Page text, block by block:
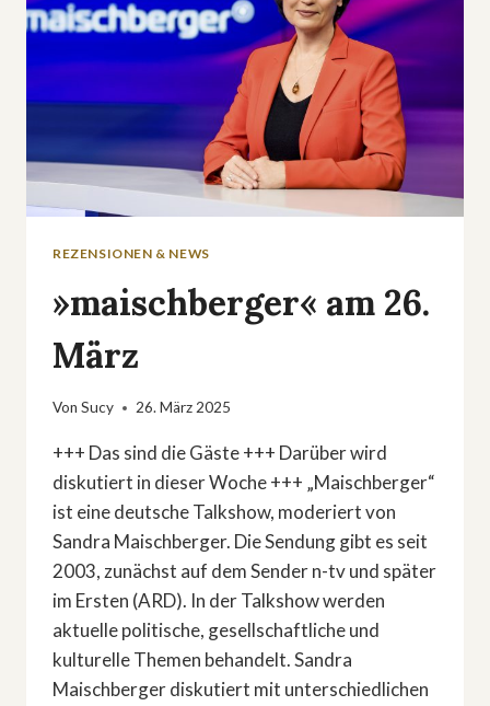
REZENSIONEN & NEWS
»maischberger« am 26.
März
Von Sucy 26. März 2025
+++ Das sind die Gäste +++ Darüber wird
diskutiert in dieser Woche +++ „Maischberger“
ist eine deutsche Talkshow, moderiert von
Sandra Maischberger. Die Sendung gibt es seit
2003, zunächst auf dem Sender n-tv und später
im Ersten (ARD). In der Talkshow werden
aktuelle politische, gesellschaftliche und
kulturelle Themen behandelt. Sandra
Maischberger diskutiert mit unterschiedlichen